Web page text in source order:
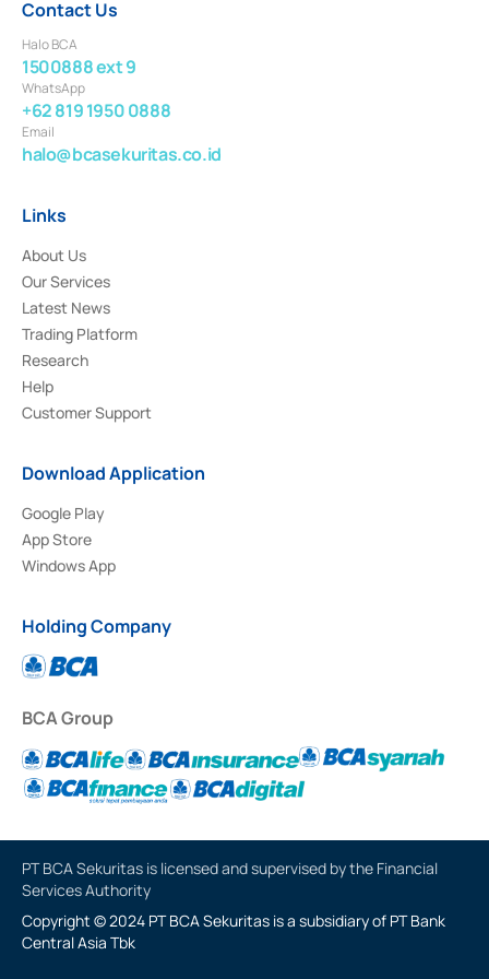
Contact Us
Halo BCA
1500888 ext 9
WhatsApp
+62 819 1950 0888
Email
halo@bcasekuritas.co.id
Links
About Us
Our Services
Latest News
Trading Platform
Research
Help
Customer Support
Download Application
Google Play
App Store
Windows App
Holding Company
BCA Group
PT BCA Sekuritas is licensed and supervised by the Financial
Services Authority
Copyright © 2024 PT BCA Sekuritas is a subsidiary of PT Bank
Central Asia Tbk